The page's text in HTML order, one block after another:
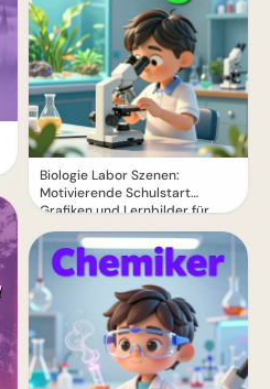
Biologie Labor Szenen:
Motivierende Schulstart
Grafiken und Lernbilder für
YouTube